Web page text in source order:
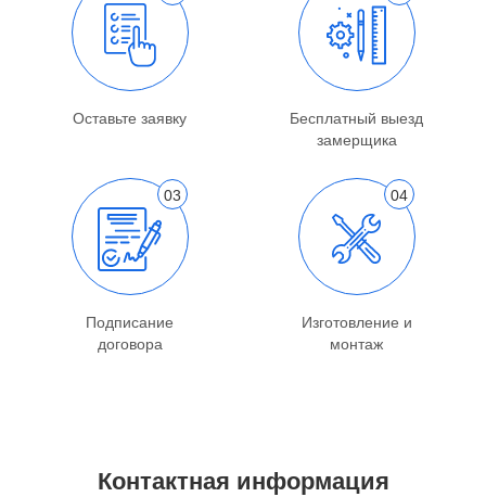
Оставьте заявку
Бесплатный выезд
замерщика
Подписание
договора
Изготовление и
монтаж
Контактная информация